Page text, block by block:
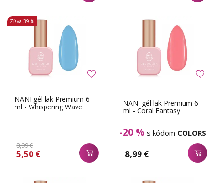
NANI gél lak Premium 6
ml - Whispering Wave
8,99 €
5,50 €
Zľava 39 %
NANI gél lak Premium 6
ml - Coral Fantasy
-20 % s kódom COLORS
8,99 €